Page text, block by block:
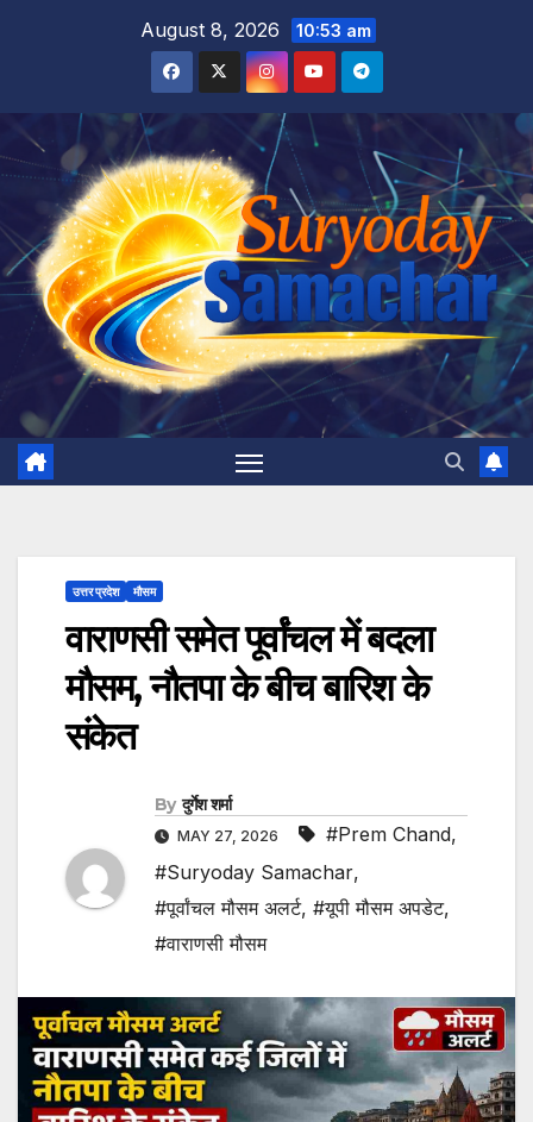
August 8, 2026 10:53 am
उत्तर प्रदेश मौसम
वाराणसी समेत पूर्वांचल में बदला
मौसम, नौतपा के बीच बारिश के
संकेत
By दुर्गेश शर्मा
MAY 27, 2026 #Prem Chand,
#Suryoday Samachar,
#पूर्वांचल मौसम अलर्ट, #यूपी मौसम अपडेट,
#वाराणसी मौसम